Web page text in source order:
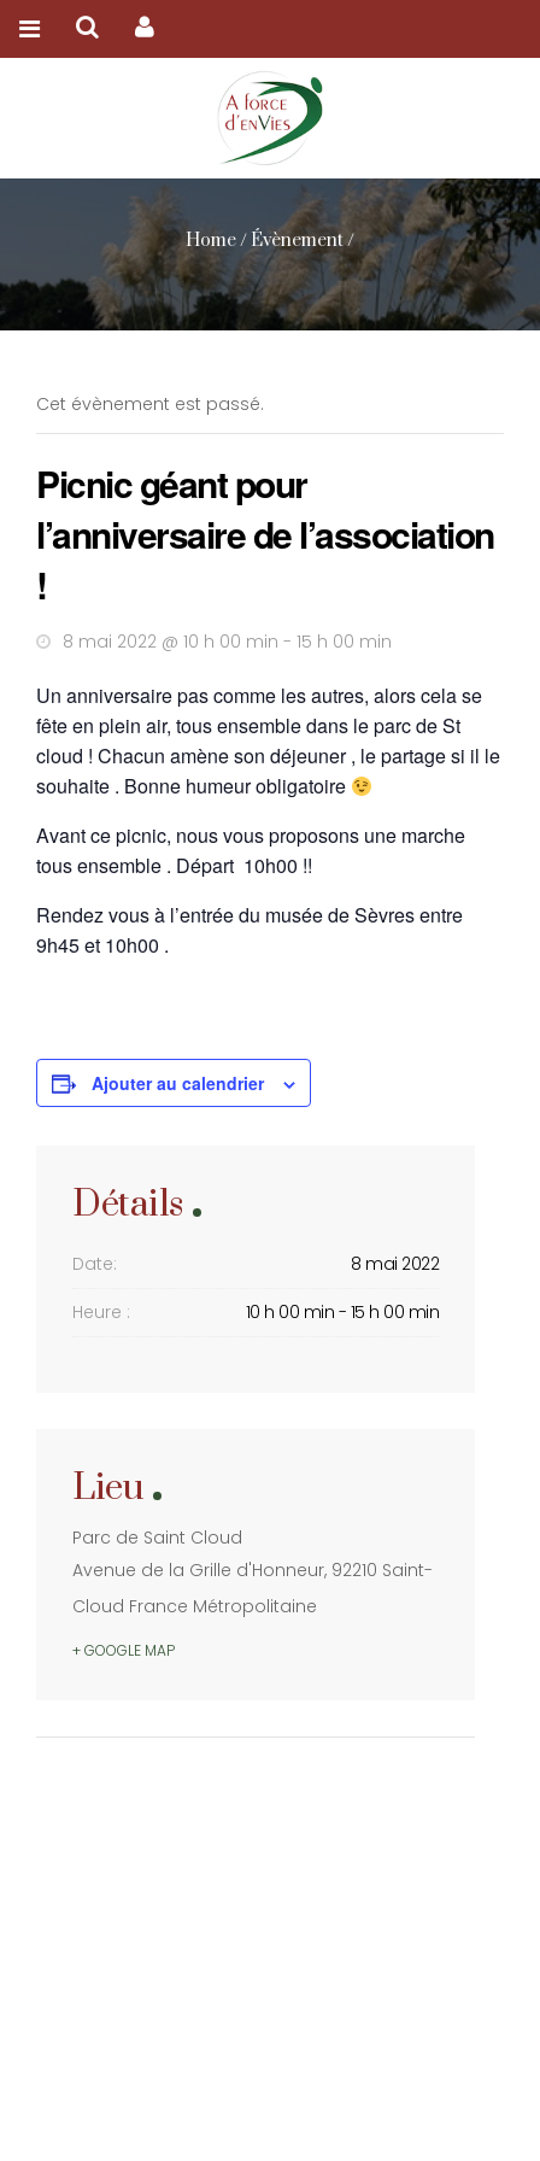
Home/ Évènement/
Cet évènement est passé.
Picnic géant pour
l’anniversaire de l’association
!
8 mai 2022 @ 10 h 00 min - 15 h 00 min
Un anniversaire pas comme les autres, alors cela se
fête en plein air, tous ensemble dans le parc de St
cloud ! Chacun amène son déjeuner , le partage si il le
souhaite . Bonne humeur obligatoire
Avant ce picnic, nous vous proposons une marche
tous ensemble . Départ 10h00 !!
Rendez vous à l’entrée du musée de Sèvres entre
9h45 et 10h00 .
Ajouter au calendrier
Détails
Date:
8 mai 2022
Heure :
10 h 00 min - 15 h 00 min
Lieu
Parc de Saint Cloud
Avenue de la Grille d'Honneur, 92210 Saint-
Cloud France Métropolitaine
+ GOOGLE MAP